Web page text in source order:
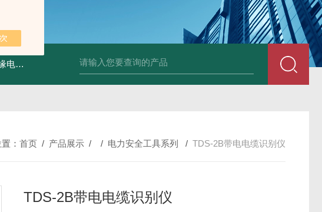
试仪 DM50C绝缘电阻测试仪 SLB-II全自动变比测试仪 BY2672数字兆欧表
： 首页 / 产品展示 / / 电力安全工具系列 / TDS-2B带电电缆识别仪
TDS-2B带电电缆识别仪